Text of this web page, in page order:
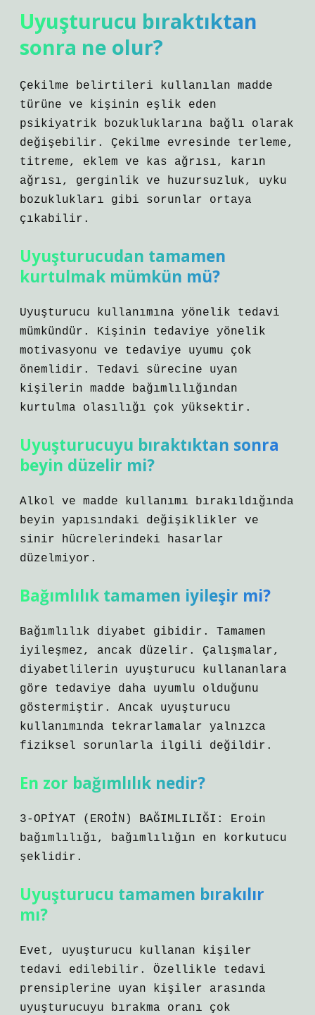
Uyuşturucu bıraktıktan
sonra ne olur?
Çekilme belirtileri kullanılan madde
türüne ve kişinin eşlik eden
psikiyatrik bozukluklarına bağlı olarak
değişebilir. Çekilme evresinde terleme,
titreme, eklem ve kas ağrısı, karın
ağrısı, gerginlik ve huzursuzluk, uyku
bozuklukları gibi sorunlar ortaya
çıkabilir.
Uyuşturucudan tamamen
kurtulmak mümkün mü?
Uyuşturucu kullanımına yönelik tedavi
mümkündür. Kişinin tedaviye yönelik
motivasyonu ve tedaviye uyumu çok
önemlidir. Tedavi sürecine uyan
kişilerin madde bağımlılığından
kurtulma olasılığı çok yüksektir.
Uyuşturucuyu bıraktıktan sonra
beyin düzelir mi?
Alkol ve madde kullanımı bırakıldığında
beyin yapısındaki değişiklikler ve
sinir hücrelerindeki hasarlar
düzelmiyor.
Bağımlılık tamamen iyileşir mi?
Bağımlılık diyabet gibidir. Tamamen
iyileşmez, ancak düzelir. Çalışmalar,
diyabetlilerin uyuşturucu kullananlara
göre tedaviye daha uyumlu olduğunu
göstermiştir. Ancak uyuşturucu
kullanımında tekrarlamalar yalnızca
fiziksel sorunlarla ilgili değildir.
En zor bağımlılık nedir?
3-OPİYAT (EROİN) BAĞIMLILIĞI: Eroin
bağımlılığı, bağımlılığın en korkutucu
şeklidir.
Uyuşturucu tamamen bırakılır
mı?
Evet, uyuşturucu kullanan kişiler
tedavi edilebilir. Özellikle tedavi
prensiplerine uyan kişiler arasında
uyuşturucuyu bırakma oranı çok